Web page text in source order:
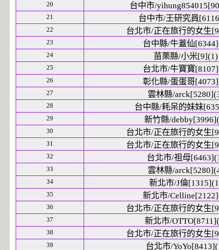
20 台中市/
21 台中市/王研究員
22 台北市/正在旅行的女生
23 台中縣/牛蓋仙
24 苗栗縣/小米[9](1)
25 台北市/牛寶寶
26 彰化縣/蛋蛋哥
27 雲林縣/
28 台中縣/耗呆的妹妹
29 新竹縣/
30 台北市/正在旅行的女生
31 台北市/正在旅行的女生
32 台北市/祖母
33 雲林縣/
34 新北市/J倫
35 新北市/
36 台北市/正在旅行的女生
37 新北市/
38 台北市/正在旅行的女生
39 台北市/